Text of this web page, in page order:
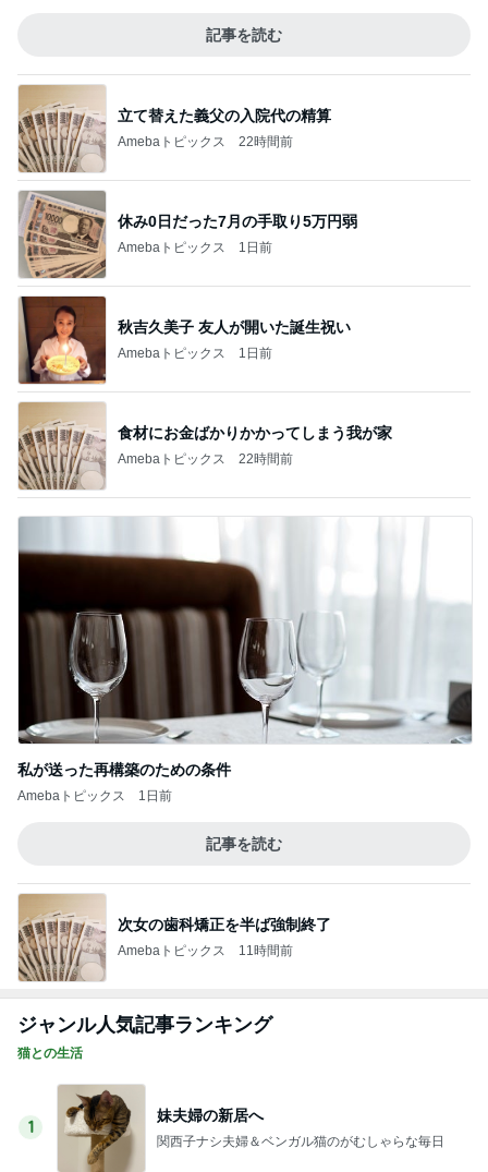
記事を読む
立て替えた義父の入院代の精算
Amebaトピックス 22時間前
休み0日だった7月の手取り5万円弱
Amebaトピックス 1日前
秋吉久美子 友人が開いた誕生祝い
Amebaトピックス 1日前
食材にお金ばかりかかってしまう我が家
Amebaトピックス 22時間前
私が送った再構築のための条件
Amebaトピックス 1日前
記事を読む
次女の歯科矯正を半ば強制終了
Amebaトピックス 11時間前
ジャンル人気記事ランキング
猫との生活
1
妹夫婦の新居へ
関西子ナシ夫婦＆ベンガル猫のがむしゃらな毎日